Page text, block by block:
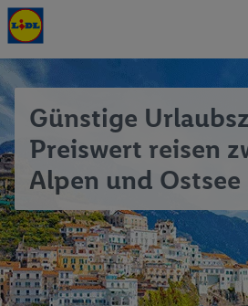
Günstige
Preiswert reisen
Alpen und Ostsee